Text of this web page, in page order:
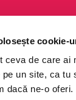
cookie-
ceva de care
pe un site, ca
dacă ne-o